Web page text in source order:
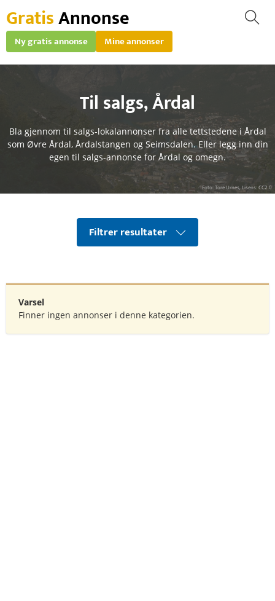
GratisAnnonse
Ny gratis annonse Mine annonser
Til salgs,Årdal
Bla gjennom til salgs-lokalannonser fra alle tettstedene i Årdal
som Øvre Årdal, Årdalstangen og Seimsdalen. Eller legg inn din
egen til salgs-annonse for Årdal og omegn.
Foto: Tore Urnes, Lisens: CC2.0
Filtrer resultater
Varsel
Finner ingen annonser i denne kategorien.